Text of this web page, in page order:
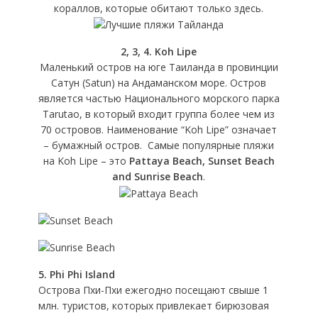
кораллов, которые обитают только здесь.
2, 3, 4. Koh Lipe
Маленький остров на юге Таиланда в провинции
Сатун (Satun) на Андаманском море. Остров
является частью Национального морского парка
Tarutao, в который входит группа более чем из
70 островов. Наименование “Koh Lipe” означает
– бумажный остров. Самые популярные пляжи
на Koh Lipe – это Pattaya Beach, Sunset Beach
and Sunrise Beach.
5. Phi Phi Island
Острова Пхи-Пхи ежегодно посещают свыше 1
млн. туристов, которых привлекает бирюзовая